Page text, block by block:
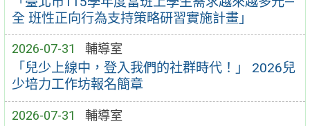
全 班性正向行為支持策略研習實施計畫」
2026-07-31 輔導室
「兒少上線中，登入我們的社群時代！」 2026兒
少培力工作坊報名簡章
2026-07-31 輔導室